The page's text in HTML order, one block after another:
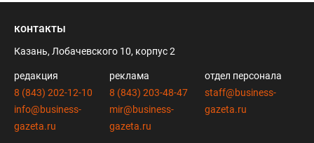
контакты
Казань, Лобачевского 10, корпус 2
редакция
8 (843) 202-12-10
info@business-
gazeta.ru
реклама
8 (843) 203-48-47
mir@business-
gazeta.ru
отдел персонала
staff@business-
gazeta.ru